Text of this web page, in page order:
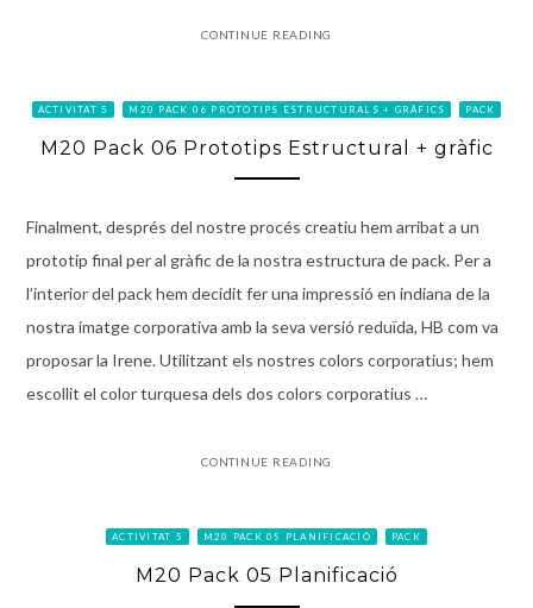
CONTINUE READING
ACTIVITAT 5 M20 PACK 06 PROTOTIPS ESTRUCTURALS + GRÀFICS PACK
M20 Pack 06 Prototips Estructural + gràfic
Finalment, després del nostre procés creatiu hem arribat a un
prototip final per al gràfic de la nostra estructura de pack. Per a
l’interior del pack hem decidit fer una impressió en indiana de la
nostra imatge corporativa amb la seva versió reduïda, HB com va
proposar la Irene. Utilitzant els nostres colors corporatius; hem
escollit el color turquesa dels dos colors corporatius …
CONTINUE READING
ACTIVITAT 5 M20 PACK 05 PLANIFICACIÓ PACK
M20 Pack 05 Planificació